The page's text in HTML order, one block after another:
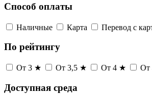
Способ оплаты
Наличные Карта Перевод с
По рейтингу
От 3 ★ От 3,5 ★ От 4 ★ От
Доступная среда